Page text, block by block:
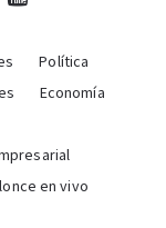
Política
Economía
en vivo